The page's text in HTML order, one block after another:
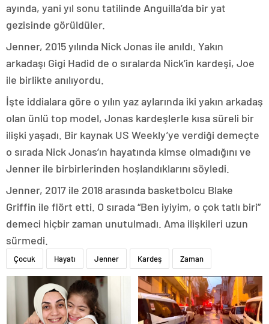
ayında, yani yıl sonu tatilinde Anguilla’da bir yat
gezisinde görüldüler.
Jenner, 2015 yılında Nick Jonas ile anıldı. Yakın
arkadaşı Gigi Hadid de o sıralarda Nick’in kardeşi, Joe
ile birlikte anılıyordu.
İşte iddialara göre o yılın yaz aylarında iki yakın arkadaş
olan ünlü top model, Jonas kardeşlerle kısa süreli bir
ilişki yaşadı. Bir kaynak US Weekly’ye verdiği demeçte
o sırada Nick Jonas’ın hayatında kimse olmadığını ve
Jenner ile birbirlerinden hoşlandıklarını söyledi.
Jenner, 2017 ile 2018 arasında basketbolcu Blake
Griffin ile flört etti. O sırada “Ben iyiyim, o çok tatlı biri”
demeci hiçbir zaman unutulmadı. Ama ilişkileri uzun
sürmedi.
Çocuk Hayatı Jenner Kardeş Zaman